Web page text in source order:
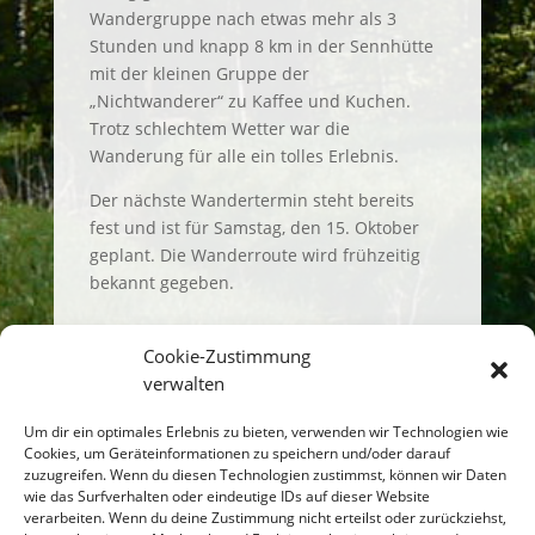
Cookie-Zustimmung
verwalten
Um dir ein optimales Erlebnis zu bieten, verwenden wir Technologien wie
Cookies, um Geräteinformationen zu speichern und/oder darauf
zuzugreifen. Wenn du diesen Technologien zustimmst, können wir Daten
wie das Surfverhalten oder eindeutige IDs auf dieser Website
verarbeiten. Wenn du deine Zustimmung nicht erteilst oder zurückziehst,
Wandergruppe nach etwas mehr als 3
Stunden und knapp 8 km in der Sennhütte
mit der kleinen Gruppe der
„Nichtwanderer“ zu Kaffee und Kuchen.
Trotz schlechtem Wetter war die
Wanderung für alle ein tolles Erlebnis.
Der nächste Wandertermin steht bereits
fest und ist für Samstag, den 15. Oktober
geplant. Die Wanderroute wird frühzeitig
bekannt gegeben.
Einen Kommentar
abschicken
Du musstangemeldetsein, um einen